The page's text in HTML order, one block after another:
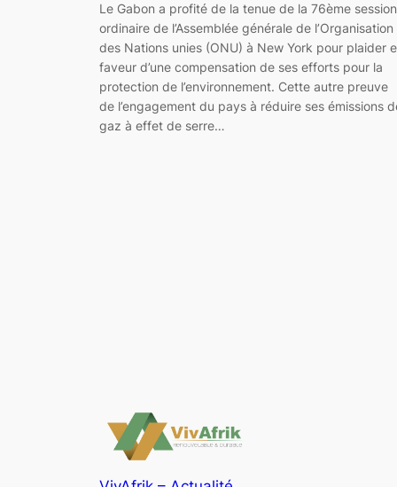
Le Gabon a profité de la tenue de la 76ème session
ordinaire de l’Assemblée générale de l’Organisation
des Nations unies (ONU) à New York pour plaider
faveur d’une compensation de ses efforts pour la
protection de l’environnement. Cette autre preuve
de l’engagement du pays à réduire ses émissions
gaz à effet de serre…